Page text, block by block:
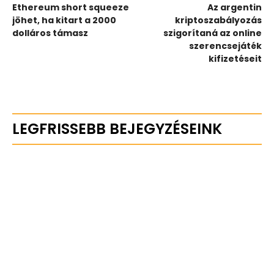
Ethereum short squeeze
jöhet, ha kitart a 2000
dolláros támasz
Az argentin
kriptoszabályozás
szigorítaná az online
szerencsejáték
kifizetéseit
LEGFRISSEBB BEJEGYZÉSEINK